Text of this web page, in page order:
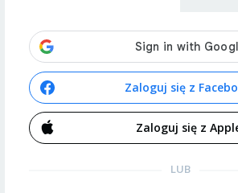
Zaloguj się z
Zaloguj się z
LUB